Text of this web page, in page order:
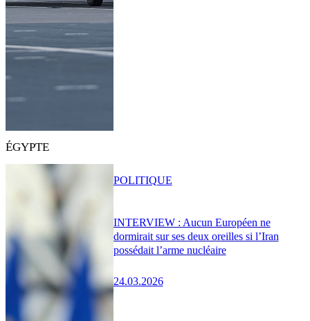
ÉGYPTE
INTERVIEW : Aucun Européen ne
dormirait sur ses deux oreilles si l’Iran
possédait l’arme nucléaire
24.03.2026
POLITIQUE